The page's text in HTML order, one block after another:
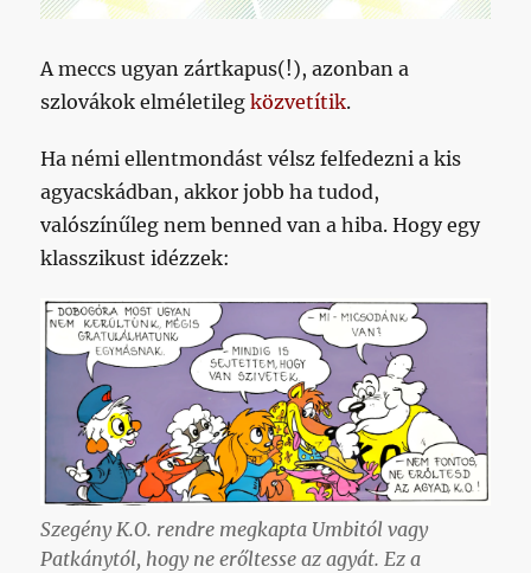
A meccs ugyan zártkapus(!), azonban a
szlovákok elméletilegközvetítik.
Ha némi ellentmondást vélsz felfedezni a kis
agyacskádban, akkor jobb ha tudod,
valószínűleg nem benned van a hiba. Hogy egy
klasszikust idézzek:
Szegény K.O. rendre megkapta Umbitól vagy
Patkánytól, hogy ne erőltesse az agyát. Ez a